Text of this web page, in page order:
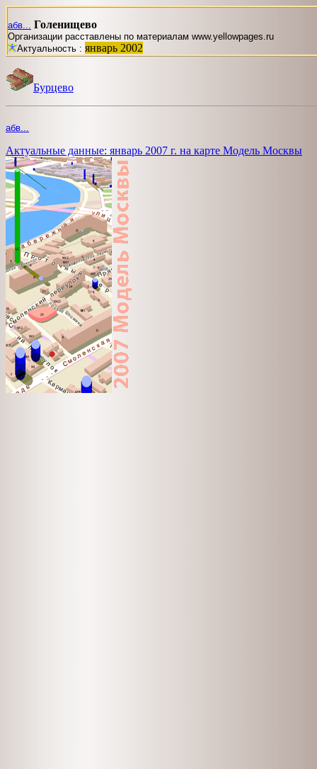
абв... Голенищево
Организации расставлены по материалам www.yellowpages.ru
Актуальность : январь 2002
Бурцево
абв...
Актуальные данные: январь 2007 г. на карте Модель Москвы